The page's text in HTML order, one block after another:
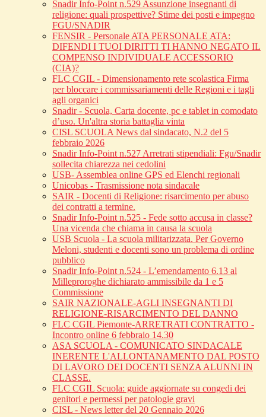
Snadir Info-Point n.529 Assunzione insegnanti di
religione: quali prospettive? Stime dei posti e impegno
FGU/SNADIR
FENSIR - Personale ATA PERSONALE ATA:
DIFENDI I TUOI DIRITTI TI HANNO NEGATO IL
COMPENSO INDIVIDUALE ACCESSORIO
(CIA)?
FLC CGIL - Dimensionamento rete scolastica Firma
per bloccare i commissariamenti delle Regioni e i tagli
agli organici
Snadir - Scuola, Carta docente, pc e tablet in comodato
d’uso. Un'altra storia battaglia vinta
CISL SCUOLA News dal sindacato, N.2 del 5
febbraio 2026
Snadir Info-Point n.527 Arretrati stipendiali: Fgu/Snadir
sollecita chiarezza nei cedolini
USB- Assemblea online GPS ed Elenchi regionali
Unicobas - Trasmissione nota sindacale
SAIR - Docenti di Religione: risarcimento per abuso
dei contratti a termine.
Snadir Info-Point n.525 - Fede sotto accusa in classe?
Una vicenda che chiama in causa la scuola
USB Scuola - La scuola militarizzata. Per Governo
Meloni, studenti e docenti sono un problema di ordine
pubblico
Snadir Info-Point n.524 - L’emendamento 6.13 al
Milleproroghe dichiarato ammissibile da 1 e 5
Commissione
SAIR NAZIONALE-AGLI INSEGNANTI DI
RELIGIONE-RISARCIMENTO DEL DANNO
FLC CGIL Piemonte-ARRETRATI CONTRATTO -
Incontro online 6 febbraio 14.30
ASA SCUOLA - COMUNICATO SINDACALE
INERENTE L'ALLONTANAMENTO DAL POSTO
DI LAVORO DEI DOCENTI SENZA ALUNNI IN
CLASSE.
FLC CGIL Scuola: guide aggiornate su congedi dei
genitori e permessi per patologie gravi
CISL - News letter del 20 Gennaio 2026